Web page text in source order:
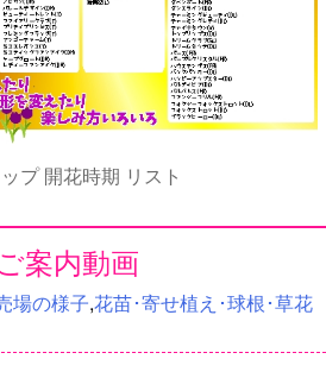
プ 開花時期 リスト
案内動画
場の様子,花苗･寄せ植え･球根･草花